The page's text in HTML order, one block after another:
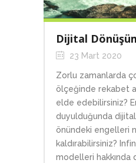
Dijital
23 Mart 2020
Zorlu zamanlarda
ölçeğinde rekabet
elde edebilirsiniz?
duyulduğunda
önündeki engelleri
kaldırabilirsiniz?
modelleri hakkında